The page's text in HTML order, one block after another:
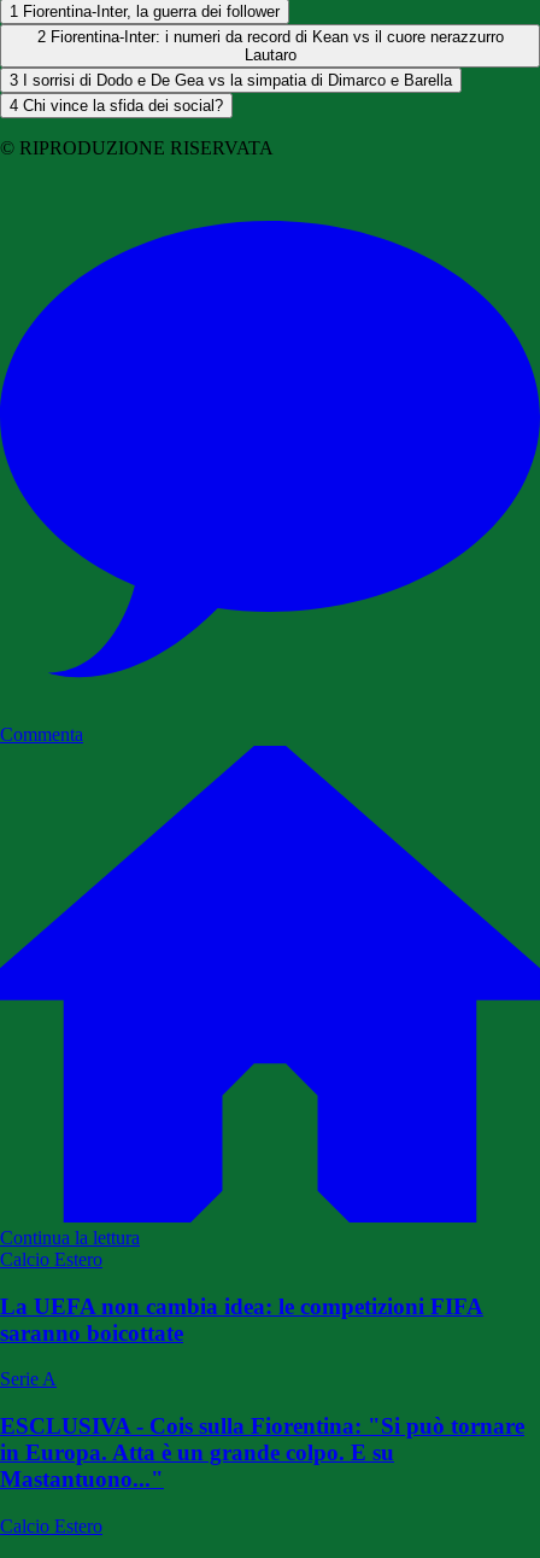
1 Fiorentina-Inter, la guerra dei follower
2 Fiorentina-Inter: i numeri da record di Kean vs il cuore nerazzurro
Lautaro
3 I sorrisi di Dodo e De Gea vs la simpatia di Dimarco e Barella
4 Chi vince la sfida dei social?
© RIPRODUZIONE RISERVATA
Commenta
Continua la lettura
Calcio Estero
La UEFA non cambia idea: le competizioni FIFA
saranno boicottate
Serie A
ESCLUSIVA - Cois sulla Fiorentina: "Si può tornare
in Europa. Atta è un grande colpo. E su
Mastantuono..."
Calcio Estero